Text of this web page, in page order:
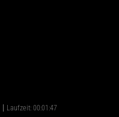
Laufzeit: 00:01:47